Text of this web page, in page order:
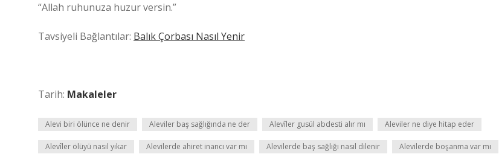
“Allah ruhunuza huzur versin.”
Tavsiyeli Bağlantılar: Balık Çorbası Nasıl Yenir
Tarih: Makaleler
Alevi biri ölünce ne denir Aleviler baş sağlığında ne der Alevîler gusül abdesti alır mı Aleviler ne diye hitap eder
Alevîler ölüyü nasıl yıkar Alevilerde ahiret inancı var mı Alevilerde baş sağlığı nasıl dilenir Alevilerde boşanma var mı